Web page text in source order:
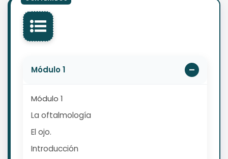
Módulo 1
Módulo 1
La oftalmología
El ojo.
Introducción